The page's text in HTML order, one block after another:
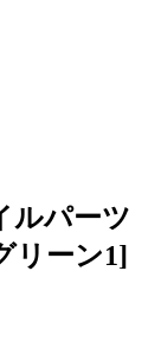
ルパーツ
リーン1]